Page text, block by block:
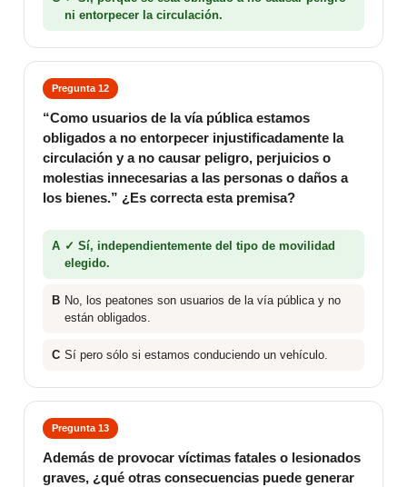
ni entorpecer la circulación.
Pregunta 12
“Como usuarios de la vía pública estamos
obligados a no entorpecer injustificadamente la
circulación y a no causar peligro, perjuicios o
molestias innecesarias a las personas o daños a
los bienes.” ¿Es correcta esta premisa?
A ✓ Sí, independientemente del tipo de movilidad
elegido.
B No, los peatones son usuarios de la vía pública y no
están obligados.
C Sí pero sólo si estamos conduciendo un vehículo.
Pregunta 13
Además de provocar víctimas fatales o lesionados
graves, ¿qué otras consecuencias puede generar